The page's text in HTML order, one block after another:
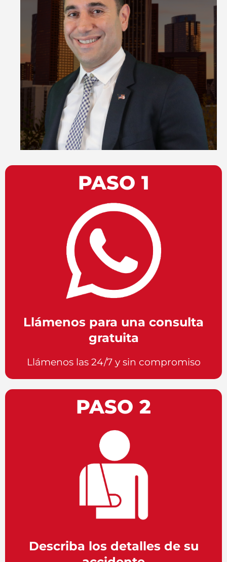
PASO 1
Llámenos para una consulta
gratuita
Llámenos las 24/7 y sin compromiso
PASO 2
Describa los detalles de su